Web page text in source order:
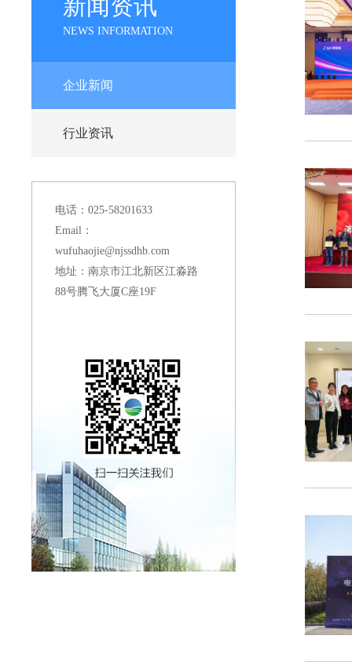
新闻资讯
NEWS INFORMATION
企业新闻
行业资讯
电话：025-58201633
Email：
wufuhaojie@njssdhb.com
地址：南京市江北新区江淼路
88号腾飞大厦C座19F